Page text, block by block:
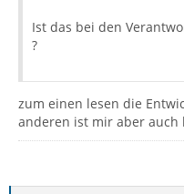
Ist das bei den
?
zum einen lesen die
anderen ist mir aber auch